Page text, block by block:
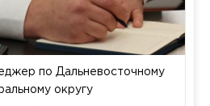
по Дальневосточному
округу